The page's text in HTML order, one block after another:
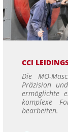
CCI
Die MO-
Präzision
ermöglichte
komplexe
bearbeiten.